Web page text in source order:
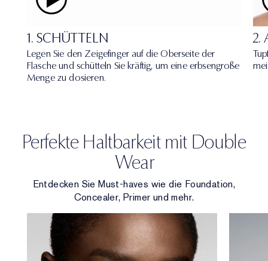
1. SCHÜTTELN
Legen Sie den Zeigefinger auf die Oberseite der
Flasche und schütteln Sie kräftig, um eine erbsengroße
Menge zu dosieren.
2.
Perfekte Haltbarkeit mit Double
Wear
Entdecken Sie Must-haves wie die Foundation,
Concealer, Primer und mehr.